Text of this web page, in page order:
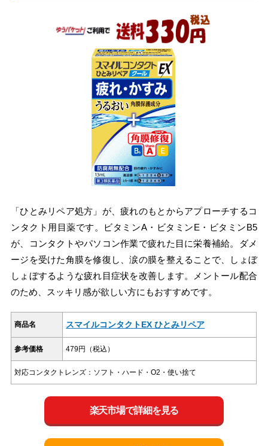
「ひとみリペア処方」が、疲れのもとからアプローチするコ
ンタクト用目薬です。ビタミンA・ビタミンE・ビタミンB5
が、コンタクトやパソコン作業で疲れた目に栄養補給。ダメ
ージを受けた角膜を修復し、涙の膜を整えることで、しょぼ
しょぼするような疲れ目症状を改善します。メントール配合
のため、スッキリ感が欲しい方にもおすすめです。
商品名 スマイルコンタクトEX ひとみリペア
参考価格 479円（税込）
対応コンタクトレンズ：ソフト・ハード・O2・使い捨て
楽天市場で詳細を見る